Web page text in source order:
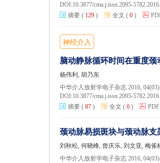
DOI:10.3877/cma.j.issn.2095-
摘要 ( 129 ) 全文 ( 0 )
神经介入
脑动静脉循环时间在重度
杨伟利, 胡乃东
中华介入放射学电子杂志 2016,
DOI:10.3877/cma.j.issn.2095-
摘要 ( 87 ) 全文 ( 0 ) PDF
颈动脉易损斑块与颈动脉
刘秋松, 何晓峰, 曾庆乐, 刘文亚, 梅雀
中华介入放射学电子杂志 2016,